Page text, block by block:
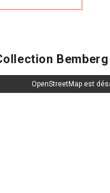
OpenStreetMap est